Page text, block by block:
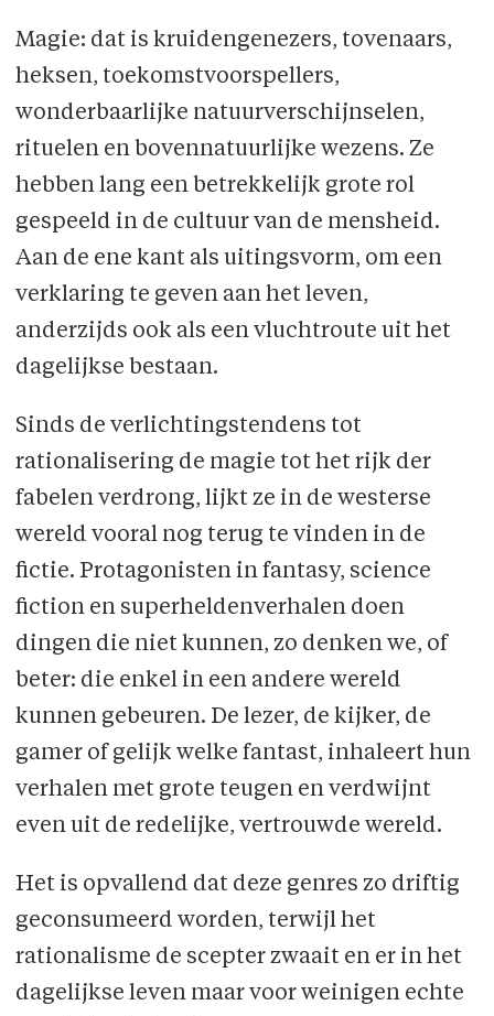
Magie: dat is kruidengenezers, tovenaars,
heksen, toekomstvoorspellers,
wonderbaarlijke natuurverschijnselen,
rituelen en bovennatuurlijke wezens. Ze
hebben lang een betrekkelijk grote rol
gespeeld in de cultuur van de mensheid.
Aan de ene kant als uitingsvorm, om een
verklaring te geven aan het leven,
anderzijds ook als een vluchtroute uit het
dagelijkse bestaan.
Sinds de verlichtingstendens tot
rationalisering de magie tot het rijk der
fabelen verdrong, lijkt ze in de westerse
wereld vooral nog terug te vinden in de
fictie. Protagonisten in fantasy, science
fiction en superheldenverhalen doen
dingen die niet kunnen, zo denken we, of
beter: die enkel in een andere wereld
kunnen gebeuren. De lezer, de kijker, de
gamer of gelijk welke fantast, inhaleert hun
verhalen met grote teugen en verdwijnt
even uit de redelijke, vertrouwde wereld.
Het is opvallend dat deze genres zo driftig
geconsumeerd worden, terwijl het
rationalisme de scepter zwaait en er in het
dagelijkse leven maar voor weinigen echte